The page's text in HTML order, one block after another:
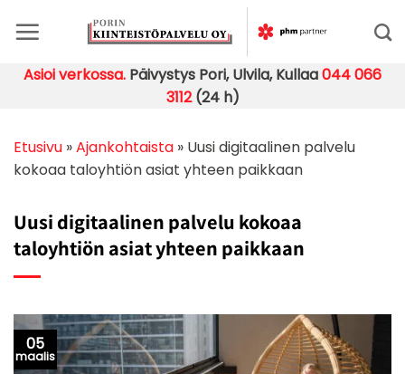
Asioi verkossa. Päivystys Pori, Ulvila, Kullaa044 066
3112(24 h)
Etusivu »Ajankohtaista » Uusi digitaalinen palvelu
kokoaa taloyhtiön asiat yhteen paikkaan
Uusi digitaalinen palvelu kokoaa
taloyhtiön asiat yhteen paikkaan
05
maalis